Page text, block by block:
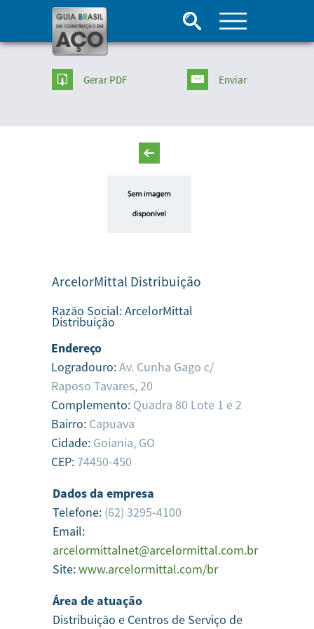
Gerar PDF Enviar
ArcelorMittal Distribuição
Razão Social:ArcelorMittal
Distribuição
Endereço
Logradouro:Av. Cunha Gago c/
Raposo Tavares, 20
Complemento: Quadra 80 Lote 1 e 2
Bairro: Capuava
Cidade: Goiania, GO
CEP:74450-450
Dados da empresa
Telefone: (62) 3295-4100
Email:
arcelormittalnet@arcelormittal.com.br
Site:www.arcelormittal.com/br
Área de atuação
Distribuição e Centros de Serviço de